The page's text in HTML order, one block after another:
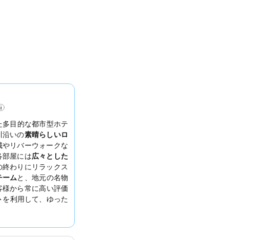
目的な都市型ホテ
沿いの素晴らしいロ
リバーウォークな
部屋には広々とした
わりにリラックス
ームと、地元の名物
様から常に高い評価
を利用して、ゆった